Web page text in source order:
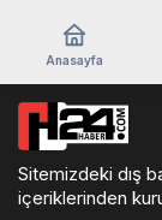
Anasayfa
Sitemizdeki dış
içeriklerinden